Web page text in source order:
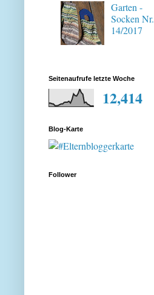
Garten -
Socken Nr.
14/2017
Seitenaufrufe letzte Woche
12,414
Blog-Karte
Follower